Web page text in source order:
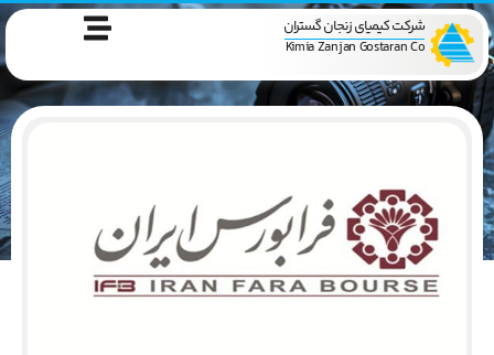
شرکت کیمیای زنجان گستران
Kimia Zanjan Gostaran Co